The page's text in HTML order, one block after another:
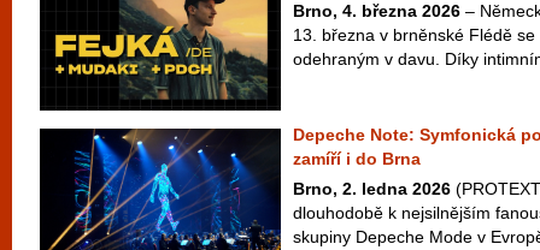
Brno, 4. března 2026 –
13. března v brněnské Flédě
odehraným v davu. Díky
Depeche Note: Symfonická
zamíří i do Brna
Brno, 2. ledna 2026
dlouhodobě k nejsilnějším
skupiny Depeche Mode v